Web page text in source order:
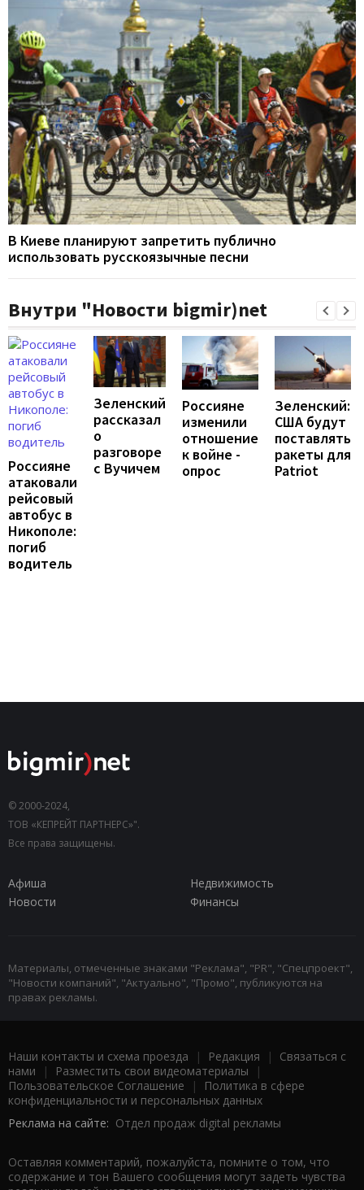
В Киеве планируют запретить публично
использовать русскоязычные песни
Внутри "Новости bigmir)net
Россияне
атаковали
рейсовый
автобус в
Никополе:
погиб
водитель
Зеленский
рассказал
о
разговоре
с Вучичем
Россияне
изменили
отношение
к войне -
опрос
Зеленский:
США будут
поставлять
ракеты для
Patriot
© 2000-2024,
ТОВ «КЕПРЕЙТ ПАРТНЕРС»".
Все права защищены.
Афиша
Недвижимость
Новости
Финансы
Материалы, отмеченные знаками "Реклама", "PR", "Спецпроект",
"Новости компаний", "Актуально", "Промо", публикуются на
правах рекламы.
Наши контакты и схема проезда | Редакция | Связаться с
нами | Разместить свои видеоматериалы |
Пользовательское Соглашение |
Политика в сфере
конфиденциальности и персональных данных
Реклама на сайте: Отдел продаж digital рекламы
Оставляя комментарий, пожалуйста, помните о том, что
содержание и тон Вашего сообщения могут задеть чувства